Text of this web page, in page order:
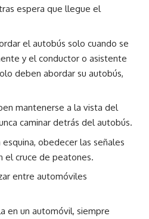
espera que llegue el
el autobús solo cuando se
y el conductor o asistente
deben abordar su autobús,
mantenerse a la vista del
caminar detrás del autobús.
obedecer las señales
el cruce de peatones.
entre automóviles
en un automóvil, siempre